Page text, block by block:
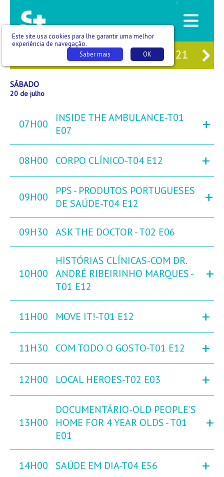
/
19 SÁB 20 DOM 21
SÁBADO
20 de julho
07H00
INSIDE THE AMBULANCE-T01
E07
+
08H00 CORPO CLÍNICO-T04 E12 +
09H00
PPS - PRODUTOS PORTUGUESES
DE SAÚDE-T04 E12
+
09H30 ASK THE DOCTOR - T02 E06
10H00
HISTÓRIAS CLÍNICAS-COM DR.
ANDRÉ RIBEIRINHO MARQUES -
T01 E12
+
11H00 MOVE IT!-T01 E12 +
11H30 COM TODO O GOSTO-T01 E12 +
12H00 LOCAL HEROES-T02 E03 +
13H00
DOCUMENTÁRIO-OLD PEOPLE'S
HOME FOR 4 YEAR OLDS - T01
E01
+
14H00 SAÚDE EM DIA-T04 E56 +
Este site usa cookies para lhe garantir uma melhor
experiência de navegação.
OK
Saber mais